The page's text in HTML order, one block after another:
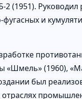
(1951).
и
«Шмель» (1960),
был